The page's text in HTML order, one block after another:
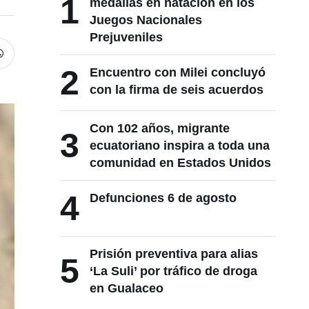
1
medallas en natación en los
Juegos Nacionales
Prejuveniles
2
Encuentro con Milei concluyó
con la firma de seis acuerdos
3
Con 102 años, migrante
ecuatoriano inspira a toda una
comunidad en Estados Unidos
4 Defunciones 6 de agosto
5
Prisión preventiva para alias
‘La Suli’ por tráfico de droga
en Gualaceo